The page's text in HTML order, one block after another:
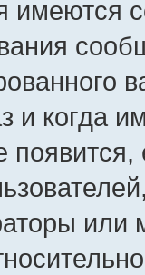
имеются
и когда
или